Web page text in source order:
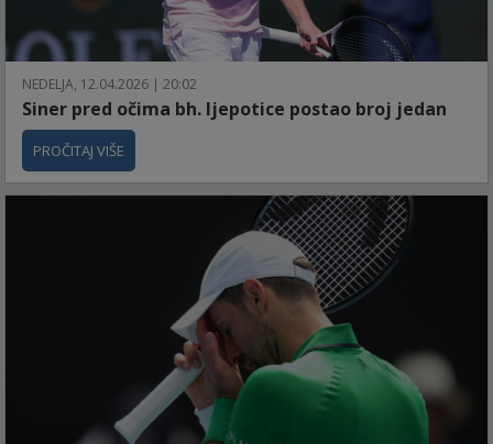
NEDELJA, 12.04.2026 | 20:02
Siner pred očima bh. ljepotice postao broj jedan
PROČITAJ VIŠE